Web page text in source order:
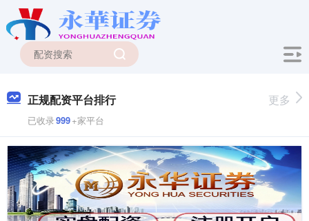
正规配资平台排行
已收录999+家平台
更多